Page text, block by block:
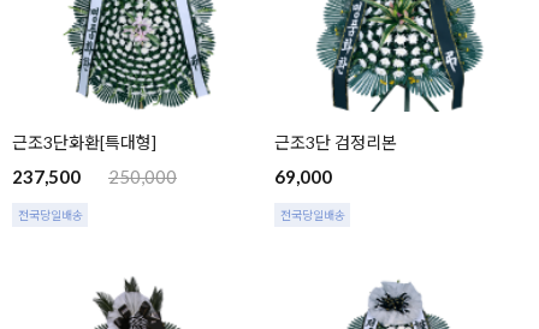
근조3단화환[특대형]
237,500 250,000
전국당일배송
근조3단 검정리본
69,000
전국당일배송